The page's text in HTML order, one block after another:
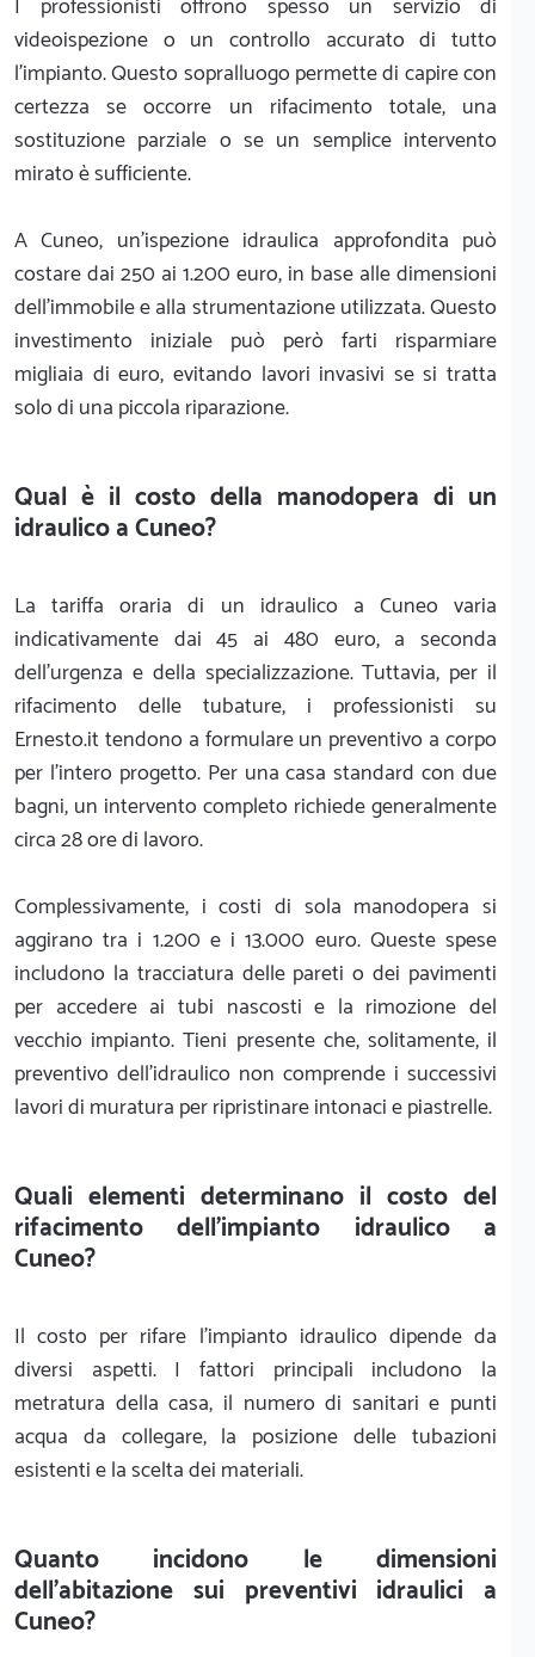
videoispezione o un controllo accurato di tutto
l'impianto. Questo sopralluogo permette di capire con
certezza se occorre un rifacimento totale, una
sostituzione parziale o se un semplice intervento
mirato è sufficiente.
A Cuneo, un'ispezione idraulica approfondita può
costare dai 250 ai 1.200 euro, in base alle dimensioni
dell'immobile e alla strumentazione utilizzata. Questo
investimento iniziale può però farti risparmiare
migliaia di euro, evitando lavori invasivi se si tratta
solo di una piccola riparazione.
Qual è il costo della manodopera di un
idraulico a Cuneo?
La tariffa oraria di un idraulico a Cuneo varia
indicativamente dai 45 ai 480 euro, a seconda
dell'urgenza e della specializzazione. Tuttavia, per il
rifacimento delle tubature, i professionisti su
Ernesto.it tendono a formulare un preventivo a corpo
per l'intero progetto. Per una casa standard con due
bagni, un intervento completo richiede generalmente
circa 28 ore di lavoro.
Complessivamente, i costi di sola manodopera si
aggirano tra i 1.200 e i 13.000 euro. Queste spese
includono la tracciatura delle pareti o dei pavimenti
per accedere ai tubi nascosti e la rimozione del
vecchio impianto. Tieni presente che, solitamente, il
preventivo dell'idraulico non comprende i successivi
lavori di muratura per ripristinare intonaci e piastrelle.
Quali elementi determinano il costo del
rifacimento dell'impianto idraulico a
Cuneo?
Il costo per rifare l'impianto idraulico dipende da
diversi aspetti. I fattori principali includono la
metratura della casa, il numero di sanitari e punti
acqua da collegare, la posizione delle tubazioni
esistenti e la scelta dei materiali.
Quanto incidono le dimensioni
dell'abitazione sui preventivi idraulici a
Cuneo?